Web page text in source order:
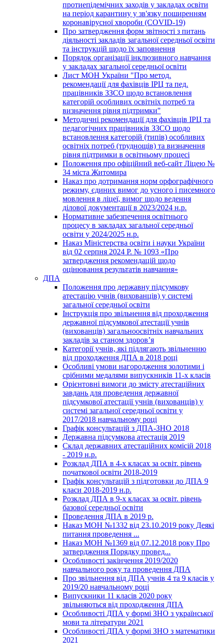
протиепідемічних заходів у закладах освіти
на період карантину у зв'язку поширенням
коронавірусної хвороби (COVID-19)
Про затвердження форм звітності з питань
діяльності закладів загальної середньої освіти
та інструкцій щодо їх заповнення
Порядок організації інклюзивного навчання
у закладах загальної середньої освіти
Лист МОН України "Про метод.
рекомендації для фахівців ІРЦ та пед.
працівників ЗЗСО щодо встановлення
категорій особливих освітніх потреб та
визначення рівня підтримки"
Методичні рекомендації для фахівців ІРЦ та
педагогічних працівників ЗЗСО щодо
встановлення категорій (типів) особливих
освітніх потреб (труднощів) та визначення
рівня підтримки в освітньому процесі
Положення про офіційний веб-сайт Ліцею №
34 міста Житомира
Наказ про дотримання норм орфографічного
режиму, єдиних вимог до усного і писемного
мовлення в ліцеї, вимог щодо ведення
ділової документації в 2023/2024 н.р.
Нормативне забезпечення освітнього
процесу в закладах загальної середньої
освіти у 2024/2025 н.р.
Наказ Міністерства освіти і науки України
від 02 серпня 2024 Р. № 1093 «Про
затвердження рекомендацій щодо
оцінювання результатів навчання»
ДПА
Положення про державну підсумкову
атестацію учнів (вихованців) у системі
загальної середньої освіти
Інструкція про звільнення від проходження
державної підсумкової атестації учнів
(вихованців) загальноосвітніх навчальних
закладів за станом здоров’я
Категорії учнів, які підлягають звільненню
від проходження ДПА в 2018 році
Особливі умови нагородження золотими і
срібними медалями випускників 11-х класів
Орієнтовні вимоги до змісту атестаційних
завдань для проведення державної
підсумкової атестації учнів (вихованців) у
системі загальної середньої освіти у
2017/2018 навчальному році
Графік консультацій з ДПА-ЗНО 2018
Державна підсумкова атестація 2019
Склад державних атестаційних комісій 2018
- 2019 н.р.
Розклад ДПА в 4-х класах за освіт. рівень
початкової освіти 2018-2019
Графік консультацій з підготовки до ДПА 9
класи 2018-2019 н.р.
Розклад ДПА в 9-х класах за освіт. рівень
базової середньої освіти
Проведення ДПА в 2019 р.
Наказ МОН №1332 від 23.10.2019 року Деякі
питання проведення ...
Наказ МОН №1369 від 07.12.2018 року Про
затвердження Порядку провед...
Особливості закінчення 2019/2020
навчального року та проведення ДПА
Про звільнення від ДПА учнів 4 та 9 класів у
2019/20 навчальному році
Випускники 11 класів 2020 року
звільняються від проходження ДПА
Особливості ДПА у формі ЗНО з української
мови та літератури 2021
Особливості ДПА у формі ЗНО з математики
2021